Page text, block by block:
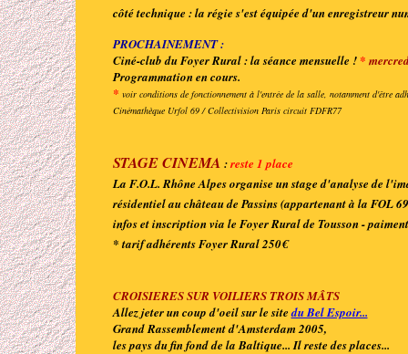
côté technique : la régie s'est équipée d'un enregistreur
PROCHAINEMENT :
Ciné-club du Foyer Rural : la séance mensuelle ! *
Programmation en cours.
* voir conditions de fonctionnement à l'entrée de la salle, notamment d'être
Cinémathèque Urfol 69 / Collectivision Paris circuit FDFR77
STAGE CINEMA :reste 1 place
La F.O.L. Rhône Alpes organise un stage d'analyse de
résidentiel au château de Passins (appartenant à la FOL
infos et inscription via le Foyer Rural de Tousson -
* tarif adhérents Foyer Rural 250€
CROISIERES SUR VOILIERS TROIS MÂTS
Allez jeter un coup d'oeil sur le sitedu Bel Espoir...
Grand Rassemblement d'Amsterdam 2005,
les pays du fin fond de la Baltique... Il reste des places...